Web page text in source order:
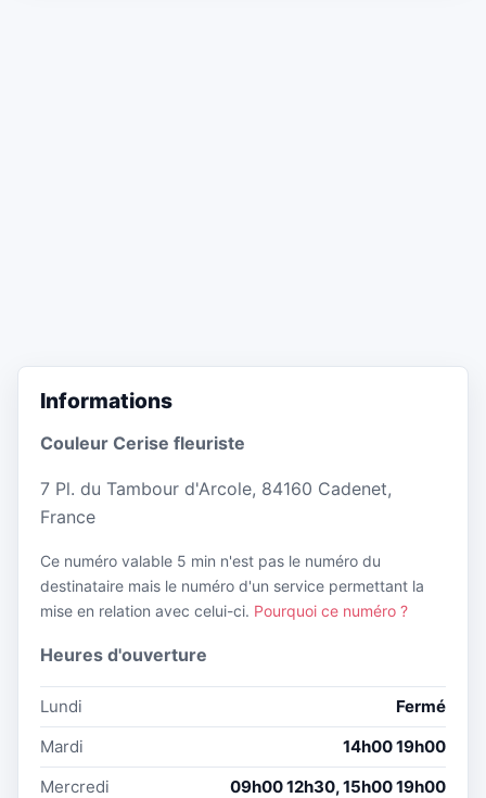
Informations
Couleur Cerise fleuriste
7 Pl. du Tambour d'Arcole, 84160 Cadenet,
France
Ce numéro valable 5 min n'est pas le numéro du
destinataire mais le numéro d'un service permettant la
mise en relation avec celui-ci. Pourquoi ce numéro ?
Heures d'ouverture
Lundi
Fermé
Mardi
14h00 19h00
Mercredi
09h00 12h30, 15h00 19h00